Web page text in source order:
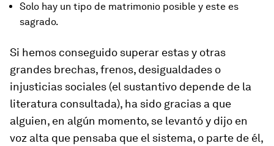
Solo hay un tipo de matrimonio posible y este es
sagrado.
Si hemos conseguido superar estas y otras
grandes brechas, frenos, desigualdades o
injusticias sociales (el sustantivo depende de la
literatura consultada), ha sido gracias a que
alguien, en algún momento, se levantó y dijo en
voz alta que pensaba que el sistema, o parte de él,